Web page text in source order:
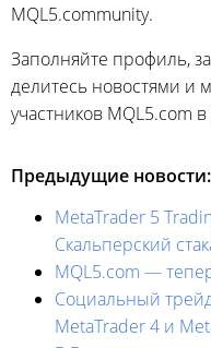
MQL5.community.
Заполняйте профиль,
делитесь новостями и
участников MQL5.com
Предыдущие новости:
MetaTrader 5
Скальперский
MQL5.com —
Социальный
MetaTrader 4 и